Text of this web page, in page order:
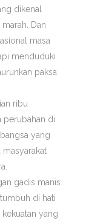
dikenal
Dan
masa
menduduki
paksa
ribu
perubahan di
yang
gadis manis
di hati
yang